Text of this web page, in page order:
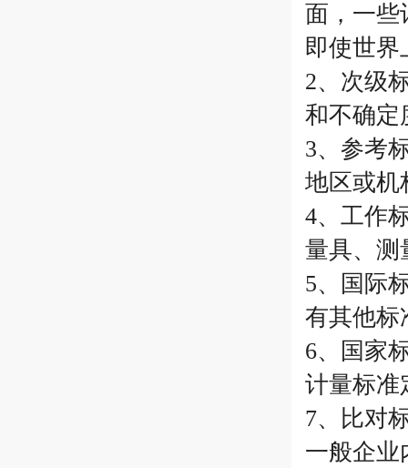
面，一些
即使世界
2、次级
和不确定
3、参考
地区或机
4、工作
量具、测
5、国际
有其他标
6、国家
计量标准
7、比对
一般企业